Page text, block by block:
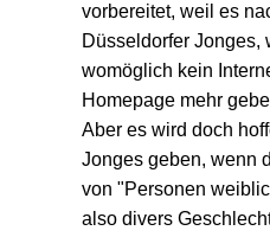
vorbereitet, weil es
Düsseldorfer
womöglich kein
Homepage mehr
Aber es wird doch
Jonges geben, wenn
von "Personen
also divers